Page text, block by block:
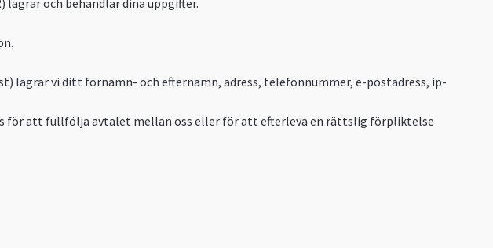
lagrar och behandlar dina uppgifter.
lagrar vi ditt förnamn- och efternamn, adress, telefonnummer, e-postadress, ip-
för att fullfölja avtalet mellan oss eller för att efterleva en rättslig förpliktelse